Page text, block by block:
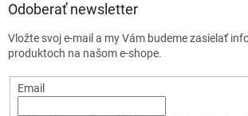
Odoberať newsletter
Vložte svoj e-mail a my Vám budeme zasielať
produktoch na našom e-shope.
Email